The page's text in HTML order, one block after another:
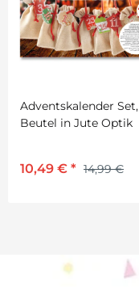
Adventskalender Set,
Beutel in Jute Optik
10,49 € * 14,99 €